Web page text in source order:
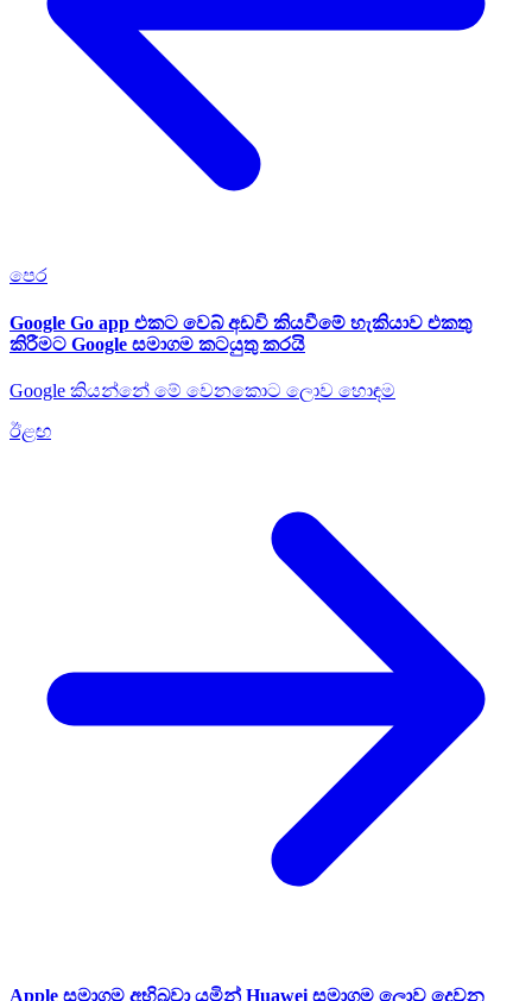
පෙර
Google Go app එකට වෙබ් අඩවි කියවීමේ හැකියාව එකතු
කිරීමට Google සමාගම කටයුතු කරයි
Google කියන්නේ මේ වෙනකොට ලොව හොඳම
ඊළඟ
Apple සමාගම අභිබවා යමින් Huawei සමාගම ලොව දෙවන